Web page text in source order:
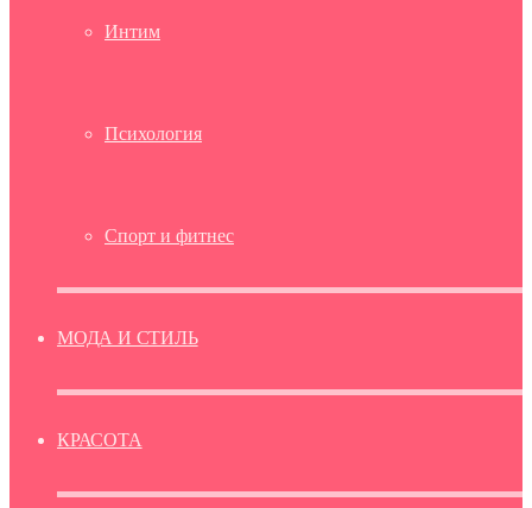
Интим
Психология
Спорт и фитнес
МОДА И СТИЛЬ
КРАСОТА